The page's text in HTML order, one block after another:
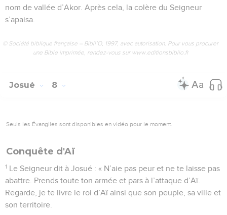
nom de vallée d’Akor. Après cela, la colère du Seigneur
s’apaisa.
© Société biblique française – Bibli’O, 1997, avec autorisation. Pour vous procurer
une Bible imprimée, rendez-vous sur www.editionsbiblio.fr
Josué 8
Seuls les Évangiles sont disponibles en vidéo pour le moment.
Conquête d'Aï
1 Le Seigneur dit à Josué : « N’aie pas peur et ne te laisse pas
abattre. Prends toute ton armée et pars à l’attaque d’Aï.
Regarde, je te livre le roi d’Aï ainsi que son peuple, sa ville et
son territoire.